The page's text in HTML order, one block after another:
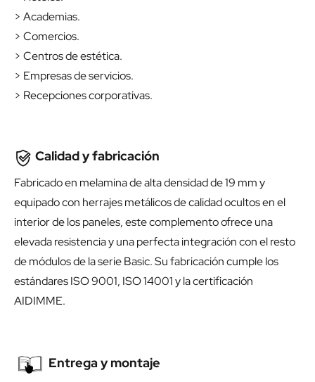
> Academias.
> Comercios.
> Centros de estética.
> Empresas de servicios.
> Recepciones corporativas.
Calidad y fabricación
Fabricado en melamina de alta densidad de 19 mm y
equipado con herrajes metálicos de calidad ocultos en el
interior de los paneles, este complemento ofrece una
elevada resistencia y una perfecta integración con el resto
de módulos de la serie Basic. Su fabricación cumple los
estándares ISO 9001, ISO 14001 y la certificación
AIDIMME.
Entrega y montaje